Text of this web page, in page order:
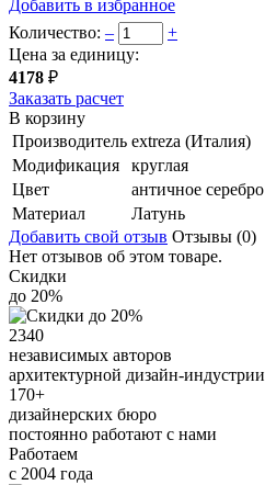
Добавить в избранное
Количество: –
+
Цена за единицу:
4178 ₽
Заказать расчет
В корзину
Производитель extreza (Италия)
Модификация
круглая
Цвет
античное серебро
Материал
Латунь
Добавить свой отзыв Отзывы (0)
Нет отзывов об этом товаре.
Скидки
до 20%
2340
независимых авторов
архитектурной дизайн-индустрии
170+
дизайнерских бюро
постоянно работают с нами
Работаем
с 2004 года